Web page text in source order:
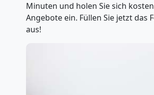
Minuten und holen Sie sich
Angebote ein. Füllen Sie jetzt das
aus!